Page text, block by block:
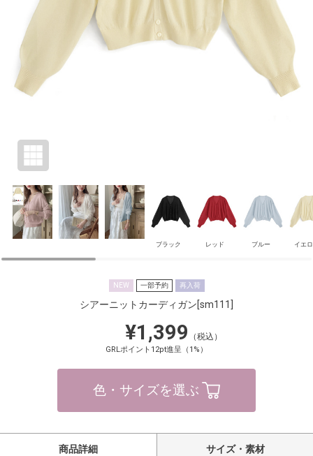
ブラック レッド ブルー イエ
NEW 一部予約 再入荷
シアーニットカーディガン[sm111]
¥1,399 （税込）
GRLポイント12pt進呈（1%）
色・サイズを選ぶ
商品詳細 サイズ・素材